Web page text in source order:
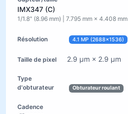
IMX347 (C)
1/1.8" (8.96 mm) | 7.795 mm × 4.408 mm
4.1 MP (2688×1536)
2.9 µm × 2.9 µm
Obturateur roulant